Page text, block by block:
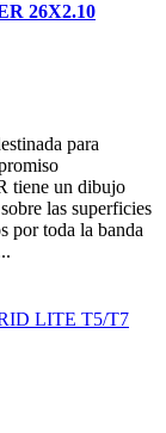
26X2.10
para
tiene un dibujo
las superficies
por toda la banda